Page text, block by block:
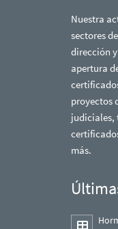
Nuestra
sectores
dirección
apertura
proyectos
judiciales,
más.